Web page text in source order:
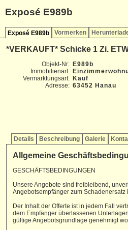
Exposé E989b
Exposé E989b Vormerken
*VERKAUFT* Schicke 1 Zi.
Objekt-Nr: E989b
Immobilienart:
Vermarktungsart: Kauf
Adresse: 63452 Hanau
Details Beschreibung Galerie
Allgemeine
GESCHÄFTSBEDINGUNGEN
Unsere Angebote sind freibleibend,
Angebotsempfänger zum
Der Inhalt der Offerte ist in jedem Fall
dem Empfänger überlassenen
gültige Angebotsgrundlage genehmigt